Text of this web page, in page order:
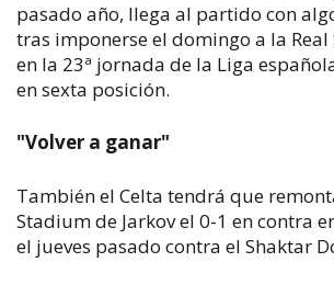
pasado año, llega al partido con
tras imponerse el domingo a la Real
en la 23ª jornada de la Liga
en sexta posición.
"Volver a ganar"
También el Celta tendrá que
Stadium de Jarkov el 0-1 en contra
el jueves pasado contra el Shaktar